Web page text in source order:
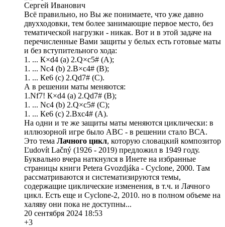
Сергей Иванович
Всё правильно, но Вы же понимаете, что уже давно
двухходовки, тем более занимающие первое место, без
тематической нагрузки - никак. Вот и в этой задаче на
перечисленные Вами защиты у белых есть готовые маты
и без вступительного хода:
1. ... К×d4 (a) 2.Q×c5# (A);
1. ... Nc4 (b) 2.B×c4# (B);
1. ... Кe6 (с) 2.Qd7# (С).
А в решении маты меняются:
1.Nf7! К×d4 (a) 2.Qd7# (B);
1. ... Nc4 (b) 2.Q×c5# (С);
1. ... Кe6 (с) 2.Bхc4# (А).
На одни и те же защиты маты меняются циклически: в
иллюзорной игре было АBС - в решении стало BСА.
Это тема Лачного цикл, которую словацкий композитор
Ľudovít Lačný (1926 - 2019) предложил в 1949 году.
Буквально вчера наткнулся в Инете на избранные
страницы книги Peterа Gvozdjákа - Cyclone, 2000. Там
рассматриваются и систематизируются темы,
содержащие циклические изменения, в т.ч. и Лачного
цикл. Есть еще и Cyclone-2, 2010. но в полном объеме на
халяву они пока не доступны...
20 сентября 2024 18:53
+3